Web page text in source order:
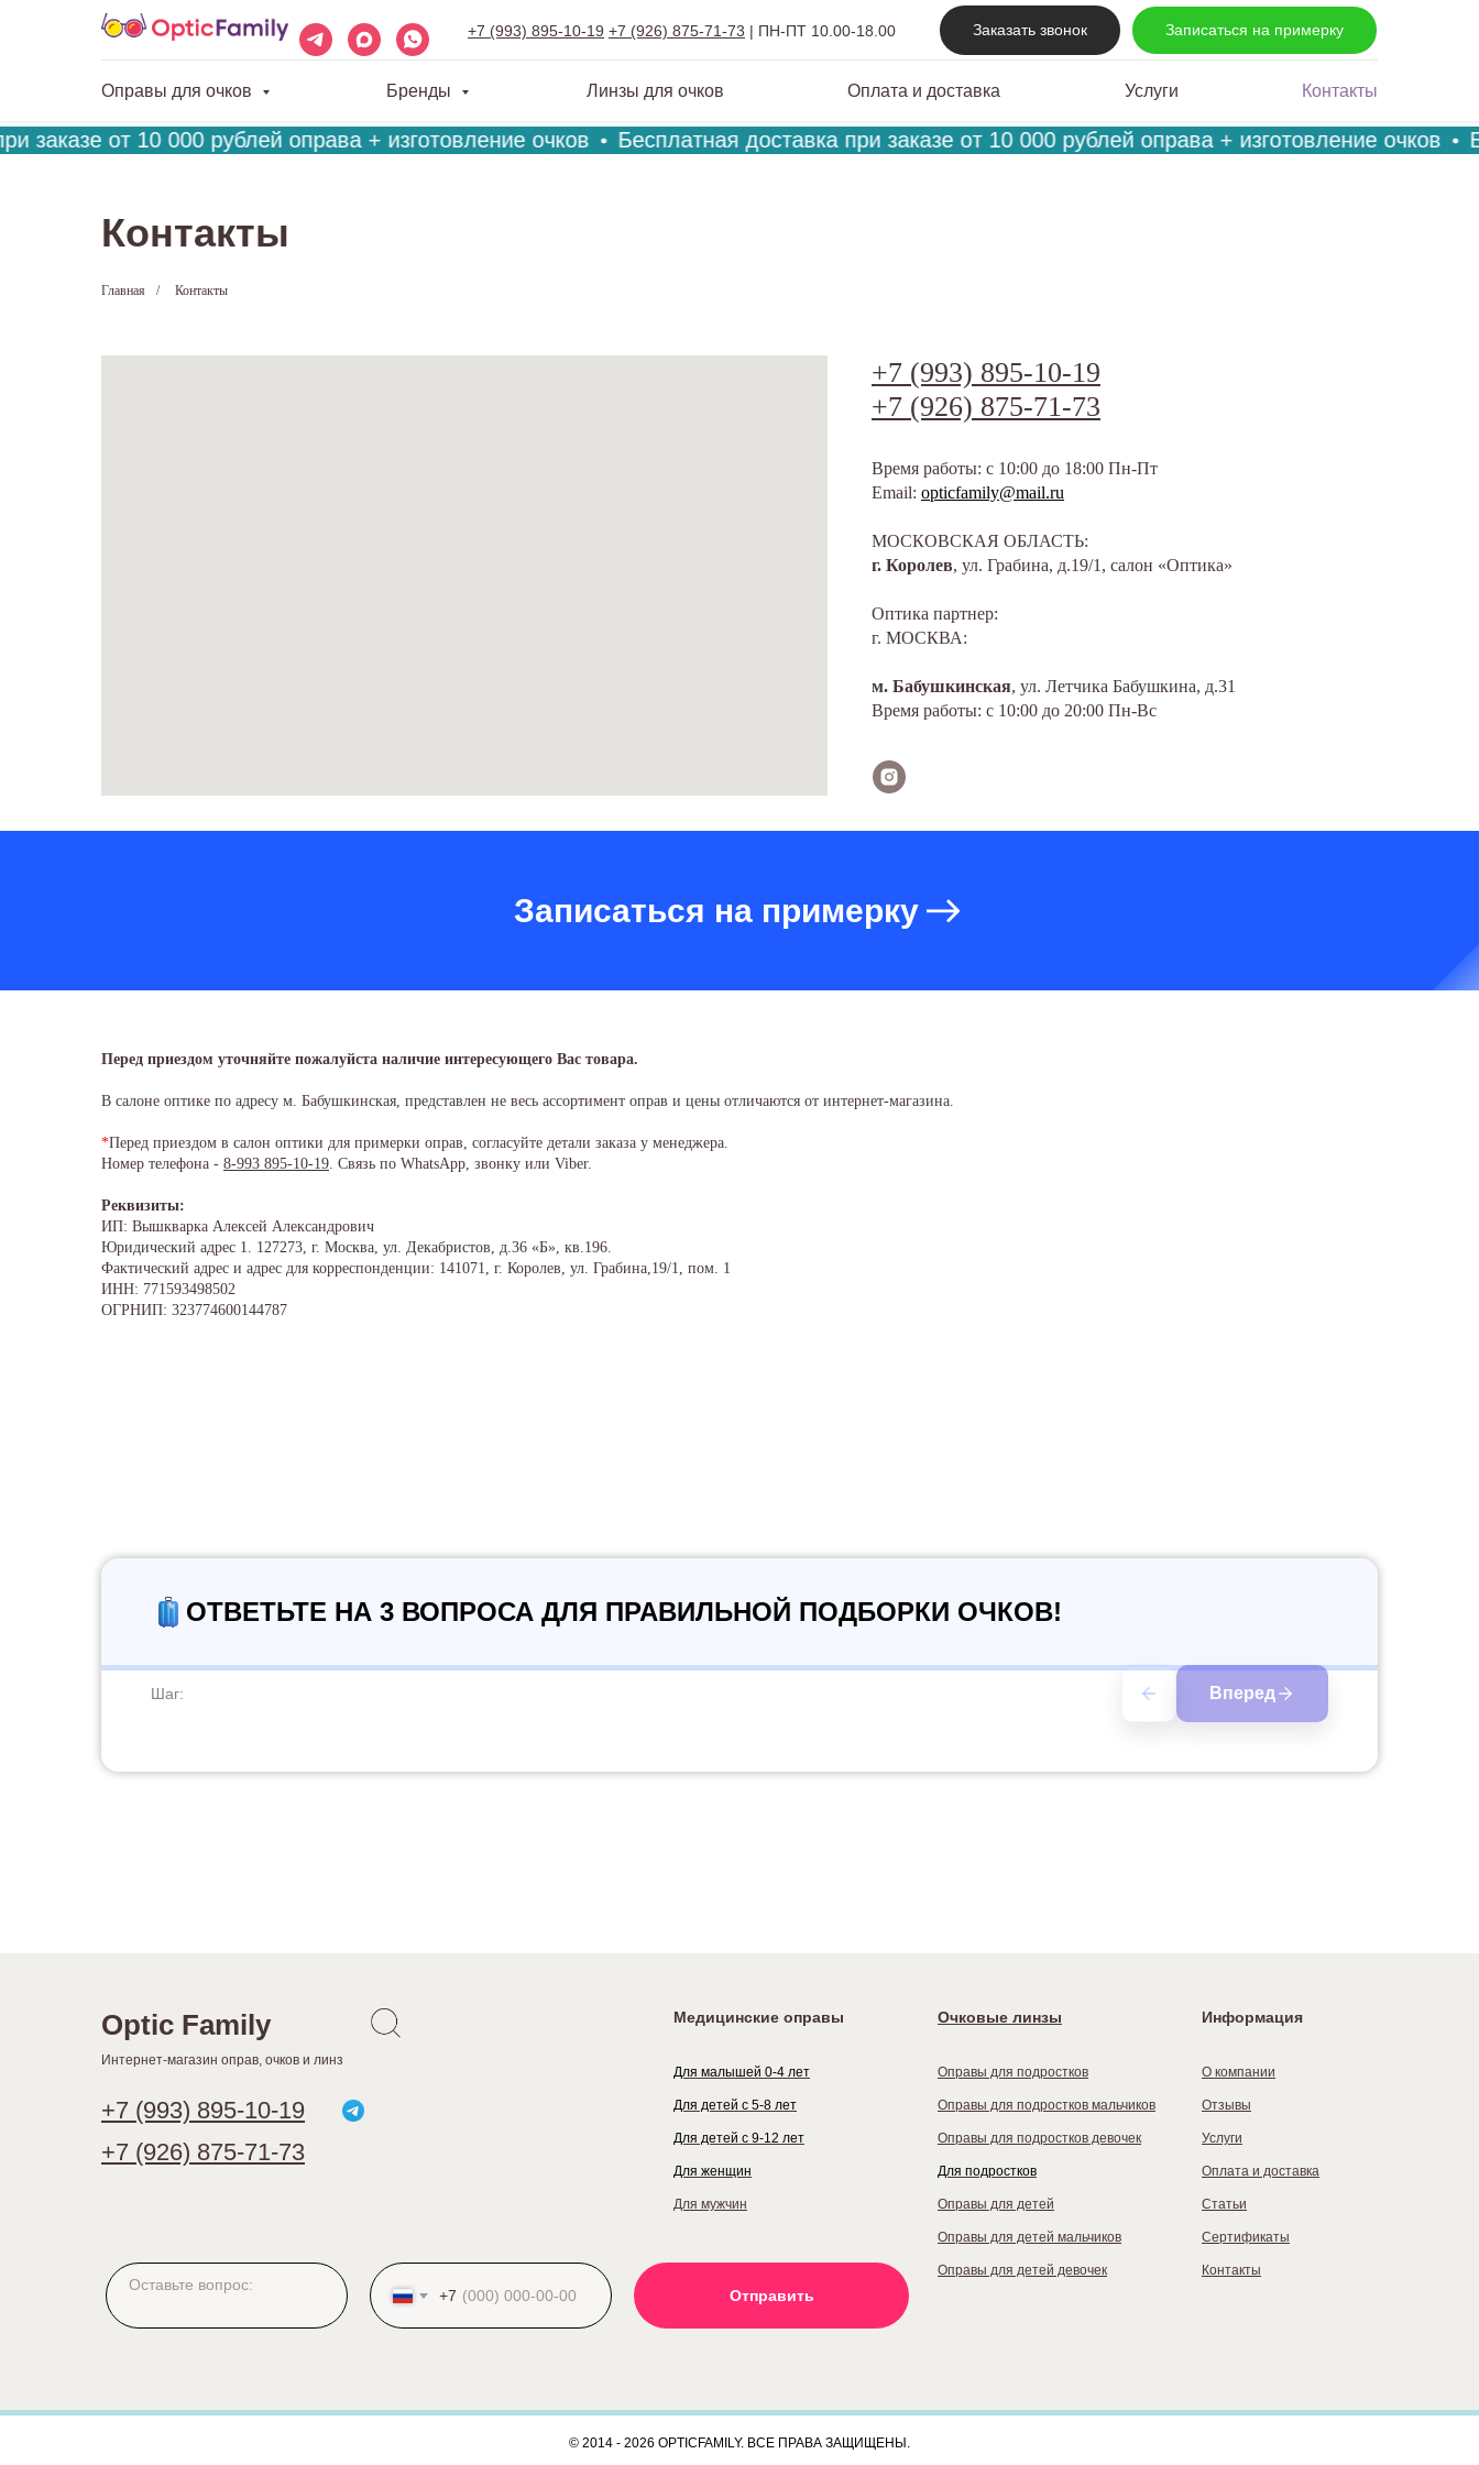
+7 (993) 895-10-19 +7 (926) 875-71-73 | ПН-ПТ 10.00-18.00 Заказать звонок Записаться на примерку
Оправы для очков Бренды Линзы для очков Оплата и доставка Услуги Контакты
заказе от 10 000 рублей оправа + изготовление очков Бесплатная доставка при заказе от 10 000 рублей оправа + изготовление очков
Контакты
Главная / Контакты
+7 (993) 895-10-19
+7 (926) 875-71-73
Время работы: с 10:00 до 18:00 Пн-Пт
Email: opticfamily@mail.ru
МОСКОВСКАЯ ОБЛАСТЬ:
г. Королев, ул. Грабина, д.19/1, салон «Оптика»
Оптика партнер:
г. МОСКВА:
м. Бабушкинская, ул. Летчика Бабушкина, д.31
Время работы: с 10:00 до 20:00 Пн-Вс
Записаться на примерку
Перед приездом уточняйте пожалуйста наличие интересующего Вас товара.
В салоне оптике по адресу м. Бабушкинская, представлен не весь ассортимент оправ и цены отличаются от интернет-магазина.
*Перед приездом в салон оптики для примерки оправ, согласуйте детали заказа у менеджера.
Номер телефона - 8-993 895-10-19. Связь по WhatsApp, звонку или Viber.
Реквизиты:
ИП: Вышкварка Алексей Александрович
Юридический адрес 1. 127273, г. Москва, ул. Декабристов, д.36 «Б», кв.196.
Фактический адрес и адрес для корреспонденции: 141071, г. Королев, ул. Грабина,19/1, пом. 1
ИНН: 771593498502
ОГРНИП: 323774600144787
ОТВЕТЬТЕ НА 3 ВОПРОСА ДЛЯ ПРАВИЛЬНОЙ ПОДБОРКИ ОЧКОВ!
Шаг: Вперед
Optic Family
Интернет-магазин оправ, очков и линз
Медицинские оправы
Для малышей 0-4 лет
Для детей с 5-8 лет
Для мужчин
Очковые линзы
Для детей с 9-12 лет
Для подростков
Для женщин
+7 (926) 875-71-73
+7 (993) 895-10-19
Информация
О компании
Услуги
Оплата и доставка
Статьи
Контакты
Отзывы
Оправы для подростков
Оправы для подростков мальчиков
Оправы для подростков девочек
Оправы для детей
Оправы для детей мальчиков
Оправы для детей девочек
+7 Отправить
Сертификаты
© 2014 - 2026 OPTICFAMILY. ВСЕ ПРАВА ЗАЩИЩЕНЫ.